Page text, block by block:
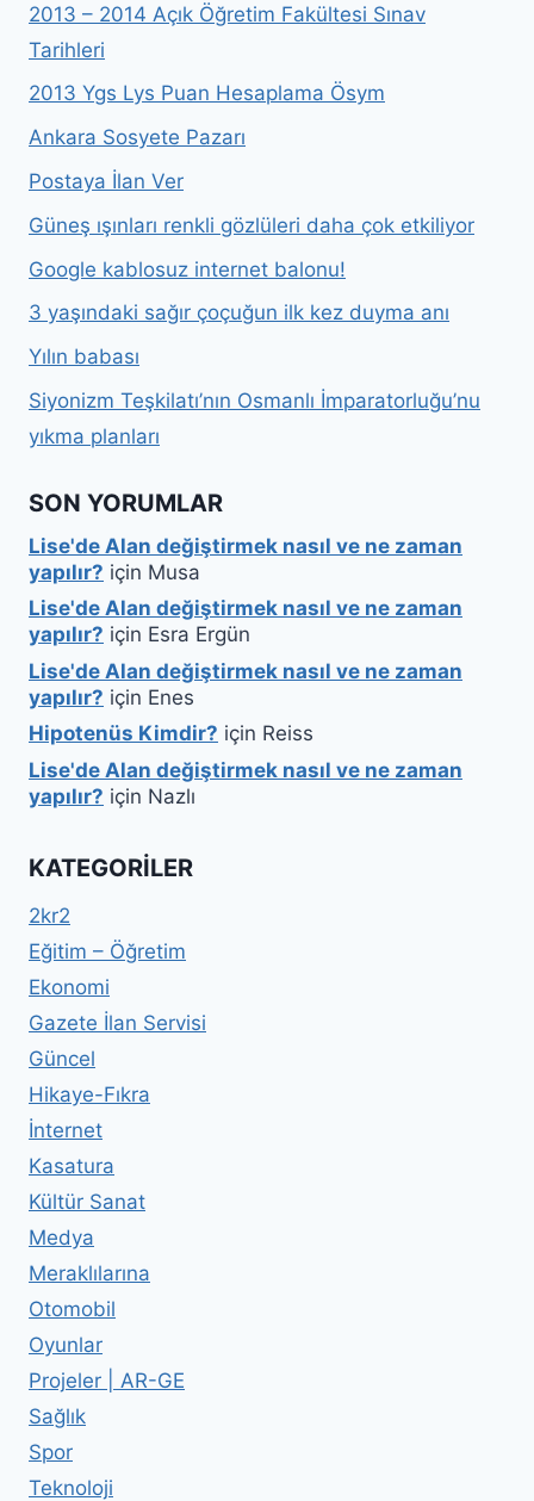
2013 – 2014 Açık Öğretim Fakültesi Sınav
Tarihleri
2013 Ygs Lys Puan Hesaplama Ösym
Ankara Sosyete Pazarı
Postaya İlan Ver
Güneş ışınları renkli gözlüleri daha çok etkiliyor
Google kablosuz internet balonu!
3 yaşındaki sağır çoçuğun ilk kez duyma anı
Yılın babası
Siyonizm Teşkilatı’nın Osmanlı İmparatorluğu’nu
yıkma planları
SON YORUMLAR
Lise'de Alan değiştirmek nasıl ve ne zaman
yapılır? için Musa
Lise'de Alan değiştirmek nasıl ve ne zaman
yapılır? için Esra Ergün
Lise'de Alan değiştirmek nasıl ve ne zaman
yapılır? için Enes
Hipotenüs Kimdir? için Reiss
Lise'de Alan değiştirmek nasıl ve ne zaman
yapılır? için Nazlı
KATEGORILER
2kr2
Eğitim – Öğretim
Ekonomi
Gazete İlan Servisi
Güncel
Hikaye-Fıkra
İnternet
Kasatura
Kültür Sanat
Medya
Meraklılarına
Otomobil
Oyunlar
Projeler | AR-GE
Sağlık
Spor
Teknoloji